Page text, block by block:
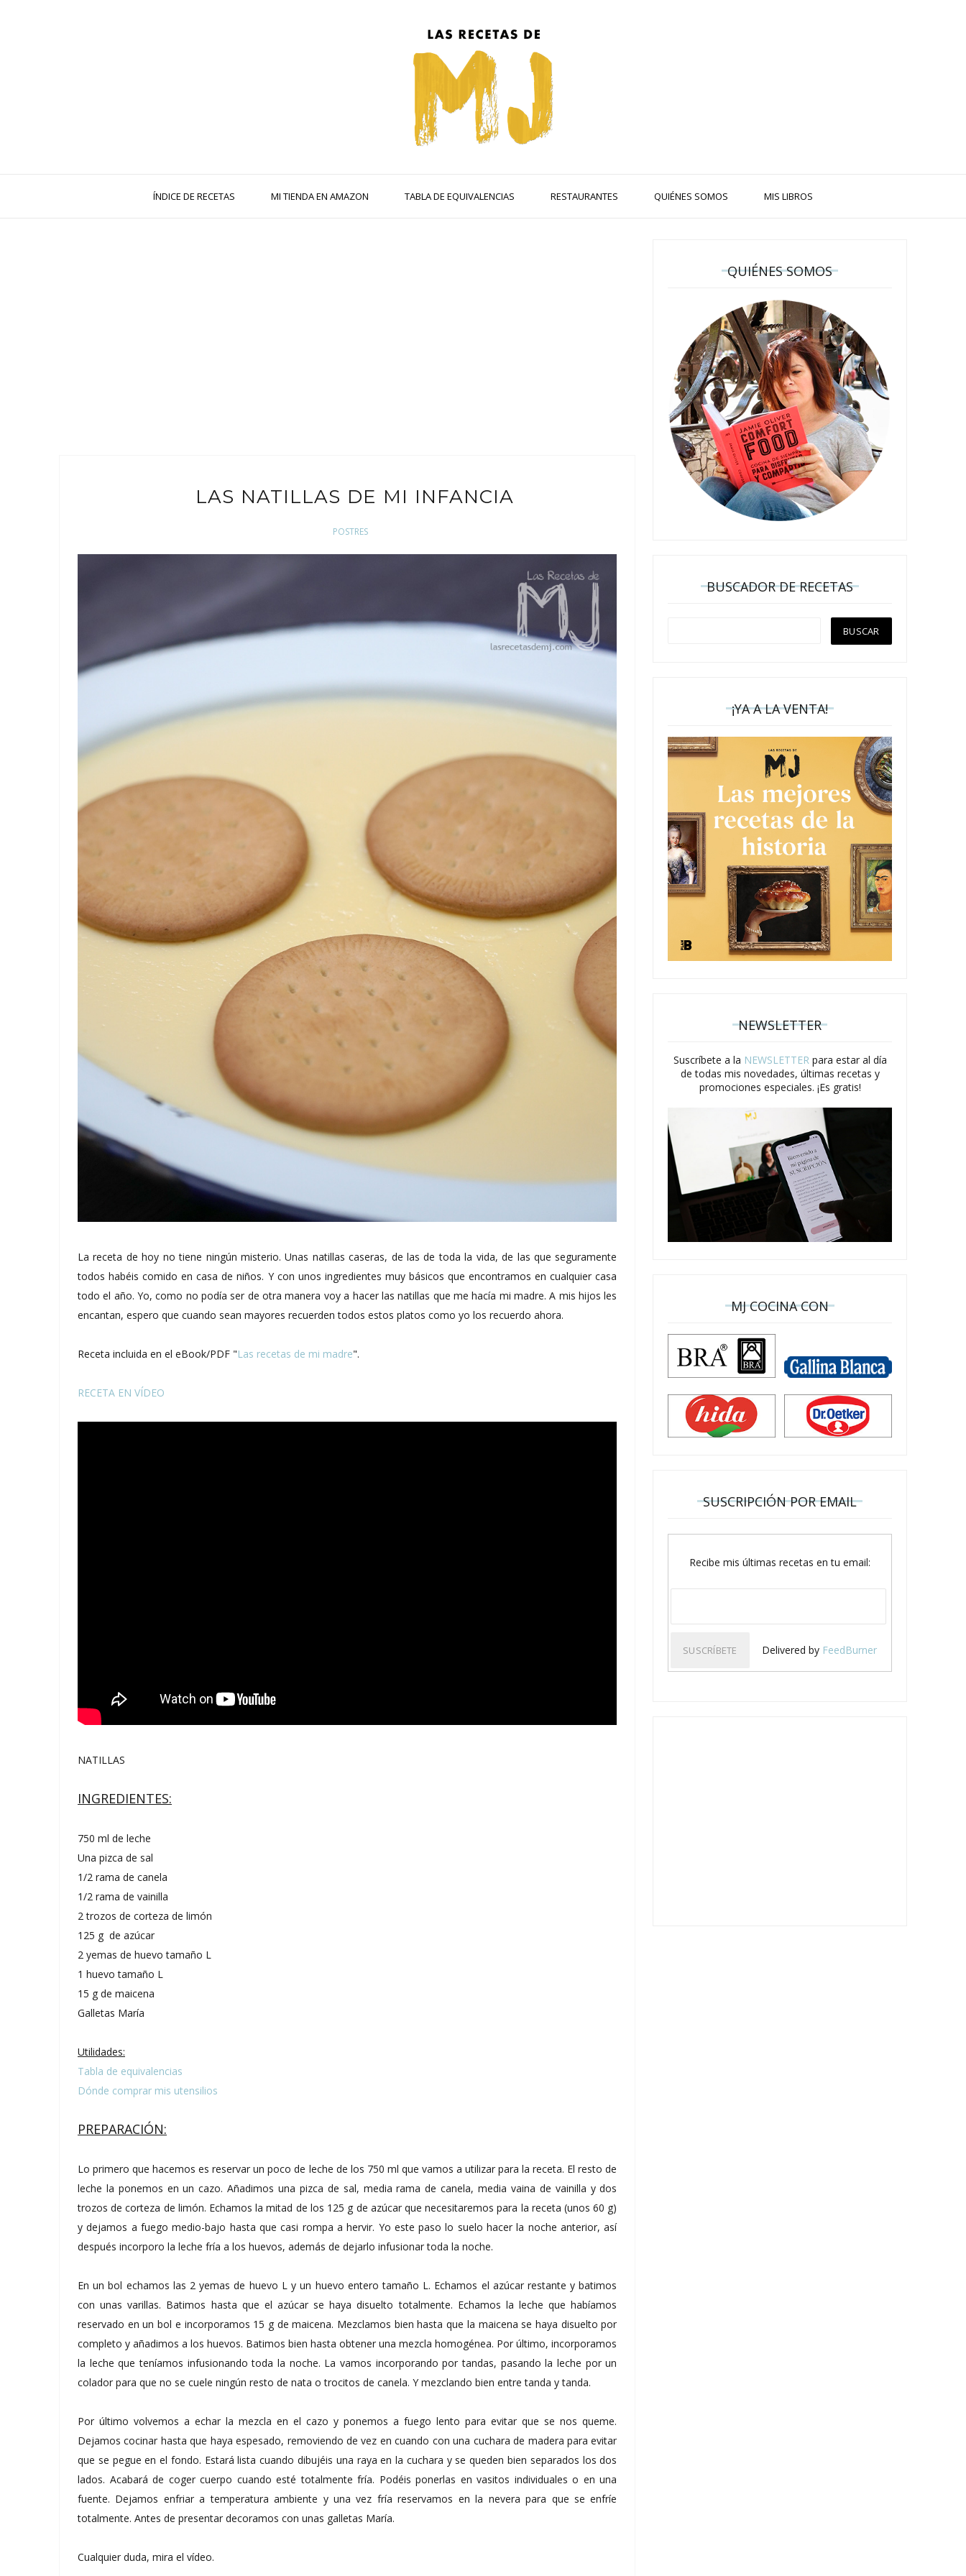
ÍNDICE DE RECETAS MI TIENDA EN AMAZON TABLA DE EQUIVALENCIAS RESTAURANTES QUIÉNES SOMOS MIS LIBROS
LAS NATILLAS DE MI INFANCIA
POSTRES
La receta de hoy no tiene ningún misterio. Unas natillas caseras, de las de toda la vida, de las que seguramente
todos habéis comido en casa de niños. Y con unos ingredientes muy básicos que encontramos en cualquier casa
todo el año. Yo, como no podía ser de otra manera voy a hacer las natillas que me hacía mi madre. A mis hijos les
encantan, espero que cuando sean mayores recuerden todos estos platos como yo los recuerdo ahora.
Receta incluida en el eBook/PDF "Las recetas de mi madre".
RECETA EN VÍDEO
NATILLAS
INGREDIENTES:
750 ml de leche
Una pizca de sal
1/2 rama de canela
1/2 rama de vainilla
2 trozos de corteza de limón
125 g de azúcar
2 yemas de huevo tamaño L
1 huevo tamaño L
15 g de maicena
Galletas María
Utilidades:
Tabla de equivalencias
Dónde comprar mis utensilios
PREPARACIÓN:
Lo primero que hacemos es reservar un poco de leche de los 750 ml que vamos a utilizar para la receta. El resto de
leche la ponemos en un cazo. Añadimos una pizca de sal, media rama de canela, media vaina de vainilla y dos
trozos de corteza de limón. Echamos la mitad de los 125 g de azúcar que necesitaremos para la receta (unos 60 g)
y dejamos a fuego medio-bajo hasta que casi rompa a hervir. Yo este paso lo suelo hacer la noche anterior, así
después incorporo la leche fría a los huevos, además de dejarlo infusionar toda la noche.
En un bol echamos las 2 yemas de huevo L y un huevo entero tamaño L. Echamos el azúcar restante y batimos
con unas varillas. Batimos hasta que el azúcar se haya disuelto totalmente. Echamos la leche que habíamos
reservado en un bol e incorporamos 15 g de maicena. Mezclamos bien hasta que la maicena se haya disuelto por
completo y añadimos a los huevos. Batimos bien hasta obtener una mezcla homogénea. Por último, incorporamos
la leche que teníamos infusionando toda la noche. La vamos incorporando por tandas, pasando la leche por un
colador para que no se cuele ningún resto de nata o trocitos de canela. Y mezclando bien entre tanda y tanda.
Por último volvemos a echar la mezcla en el cazo y ponemos a fuego lento para evitar que se nos queme.
Dejamos cocinar hasta que haya espesado, removiendo de vez en cuando con una cuchara de madera para evitar
que se pegue en el fondo. Estará lista cuando dibujéis una raya en la cuchara y se queden bien separados los dos
lados. Acabará de coger cuerpo cuando esté totalmente fría. Podéis ponerlas en vasitos individuales o en una
fuente. Dejamos enfriar a temperatura ambiente y una vez fría reservamos en la nevera para que se enfríe
totalmente. Antes de presentar decoramos con unas galletas María.
Cualquier duda, mira el vídeo.
QUIÉNES SOMOS
BUSCADOR DE RECETAS
¡YA A LA VENTA!
NEWSLETTER
Suscríbete a la NEWSLETTERpara estar al día
de todas mis novedades, últimas recetas y
promociones especiales. ¡Es gratis!
MJ COCINA CON
SUSCRIPCIÓN POR EMAIL
Recibe mis últimas recetas en tu email:
Delivered by FeedBurner